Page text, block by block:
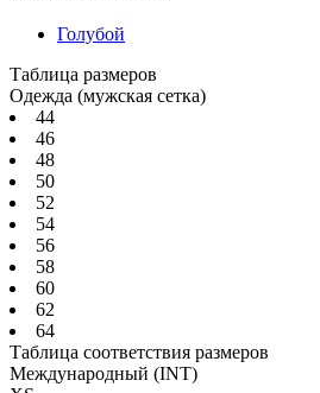
Голубой
Таблица размеров
Одежда (мужская сетка)
44
46
48
50
52
54
56
58
60
62
64
Таблица соответствия размеров
Международный (INT)